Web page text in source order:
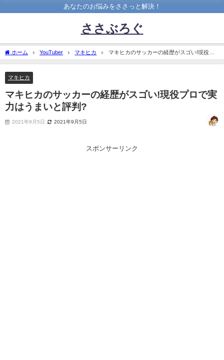
あなたのお悩みをささっと解決！
ささぶろぐ
ホーム YouTuber マキヒカ
マキヒカのサッカーの経歴がスゴい!現役プ
ロで実力はうまいと評判?
マキヒカ
マキヒカのサッカーの経歴がスゴい!現役プロで実
力はうまいと評判?
2021年9月5日 2021年9月5日
スポンサーリンク